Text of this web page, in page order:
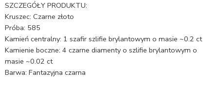
SZCZEGÓŁY PRODUKTU:
Kruszec: Czarne złoto
Próba: 585
Kamień centralny: 1 szafir szlifie brylantowym o masie ~0.2 ct
Kamienie boczne: 4 czarne diamenty o szlifie brylantowym o
masie ~0.02 ct
Barwa: Fantazyjna czarna